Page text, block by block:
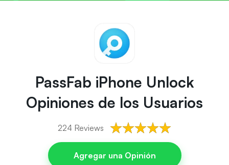
PassFab iPhone Unlock
Opiniones de los Usuarios
224 Reviews
Agregar una Opinión